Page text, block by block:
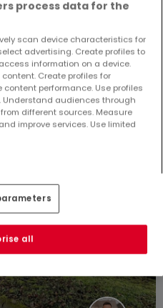
process data for the
scan device characteristics for
advertising. Create profiles to
information on a device.
Create profiles for
performance. Use profiles
audiences through
different sources. Measure
improve services. Use limited
all